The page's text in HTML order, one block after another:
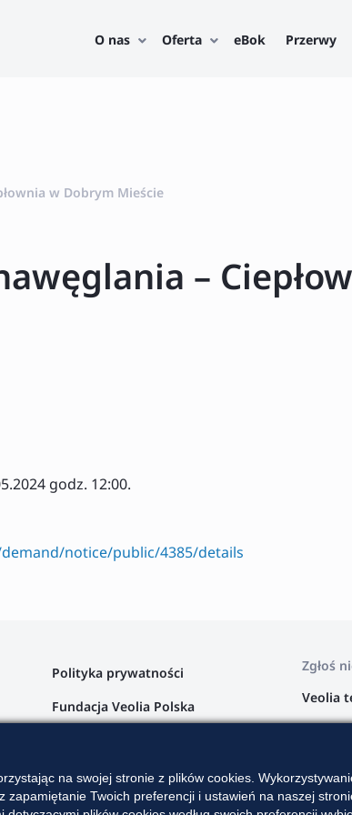
O nas Oferta eBok Przerwy
w Dobrym Mieście
–
godz. 12:00.
notice/public/4385/details
Polityka prywatności
Fundacja Veolia Polska
Zgłoś
Veolia
Veolia
na swojej stronie z plików cookies.
Twoich preferencji i ustawień na naszej